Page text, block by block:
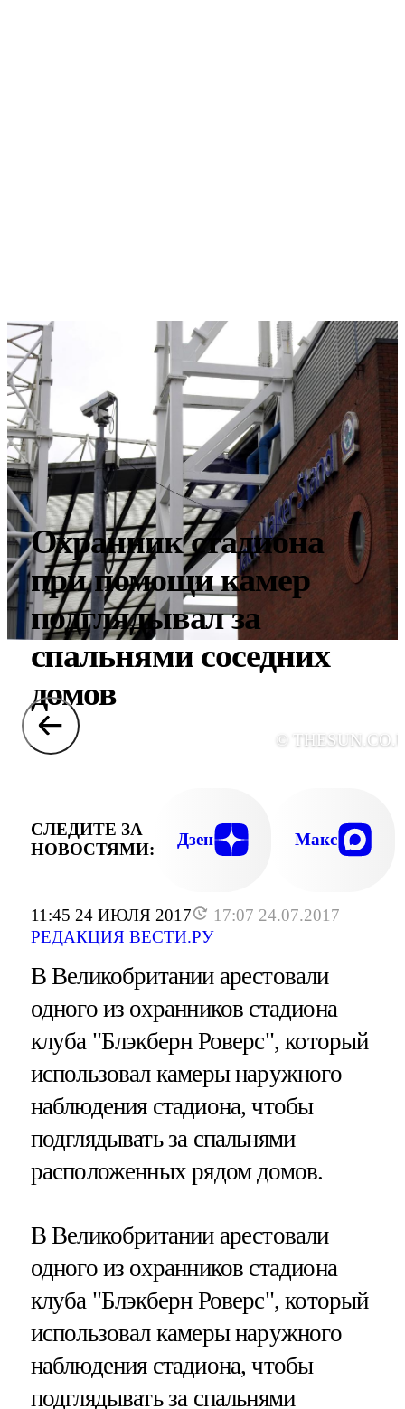
11:45 24 ИЮЛЯ 2017
17:07 24.07.2017
РЕДАКЦИЯ ВЕСТИ.РУ
Охранник стадиона
при помощи камер
подглядывал за
спальнями соседних
домов
©
СЛЕДИТЕ ЗА
НОВОСТЯМИ:
Дзен Макс
В Великобритании арестовали
одного из охранников стадиона
клуба "Блэкберн Роверс", который
использовал камеры наружного
наблюдения стадиона, чтобы
подглядывать за спальнями
расположенных рядом домов.
В Великобритании арестовали
одного из охранников стадиона
клуба "Блэкберн Роверс", который
использовал камеры наружного
наблюдения стадиона, чтобы
подглядывать за спальнями